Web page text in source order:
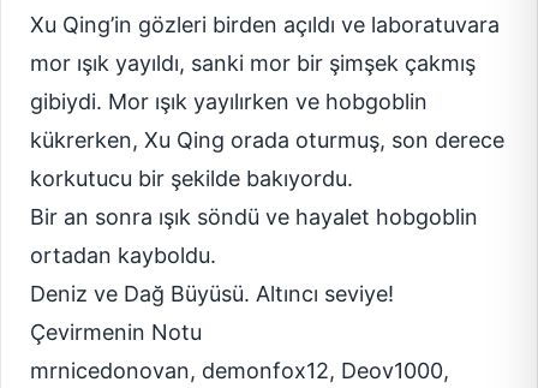
Xu Qing’in gözleri birden açıldı ve laboratuvara
mor ışık yayıldı, sanki mor bir şimşek çakmış
gibiydi. Mor ışık yayılırken ve hobgoblin
kükrerken, Xu Qing orada oturmuş, son derece
korkutucu bir şekilde bakıyordu.
Bir an sonra ışık söndü ve hayalet hobgoblin
ortadan kayboldu.
Deniz ve Dağ Büyüsü. Altıncı seviye!
Çevirmenin Notu
mrnicedonovan, demonfox12, Deov1000,